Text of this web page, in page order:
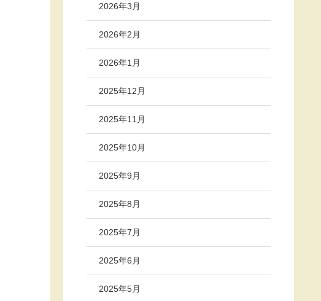
2026年3月
2026年2月
2026年1月
2025年12月
2025年11月
2025年10月
2025年9月
2025年8月
2025年7月
2025年6月
2025年5月